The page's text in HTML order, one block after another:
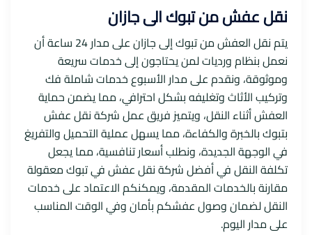
نقل عفش من تبوك الى جازان
يتم نقل العفش من تبوك إلى جازان على مدار 24 ساعة أن
نعمل بنظام ورديات لمن يحتاجون إلى خدمات سريعة
وموثوقة، ونقدم على مدار الأسبوع خدمات شاملة فك
وتركيب الأثاث وتغليفه بشكل احترافي، مما يضمن حماية
العفش أثناء النقل، ويتميز فريق عمل شركة نقل عفش
بتبوك بالخبرة والكفاءة، مما يسهل عملية التحميل والتفريغ
في الوجهة الجديدة، ونطلب أسعار تنافسية، مما يجعل
تكلفة النقل في أفضل شركة نقل عفش في تبوك معقولة
مقارنة بالخدمات المقدمة، ويمكنكم الاعتماد على خدمات
النقل لضمان وصول عفشكم بأمان وفي الوقت المناسب
على مدار اليوم.